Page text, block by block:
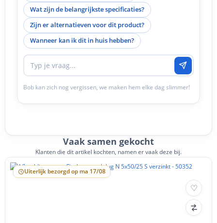
Wat zijn de belangrijkste specificaties?
Zijn er alternatieven voor dit product?
Wanneer kan ik dit in huis hebben?
Bob kan zich nog vergissen, we maken hem elke dag slimmer!
Vaak samen gekocht
Klanten die dit artikel kochten, namen er vaak deze bij.
Uiterlijk bezorgd op ma 17/08